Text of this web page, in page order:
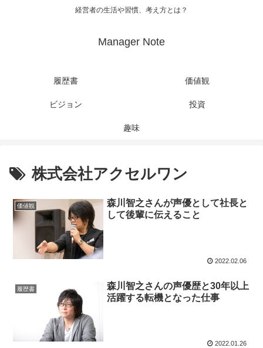
経営者の生活や習慣、考え方とは？
Manager Note
履歴書 価値観
ビジョン 投資
趣味
株式会社アクセルワン
価値観
森川智之さんが声優として社長と
して後輩に伝えること
2022.02.06
履歴書
森川智之さんの声優歴と30年以上
活躍する転機となった仕事
2022.01.26